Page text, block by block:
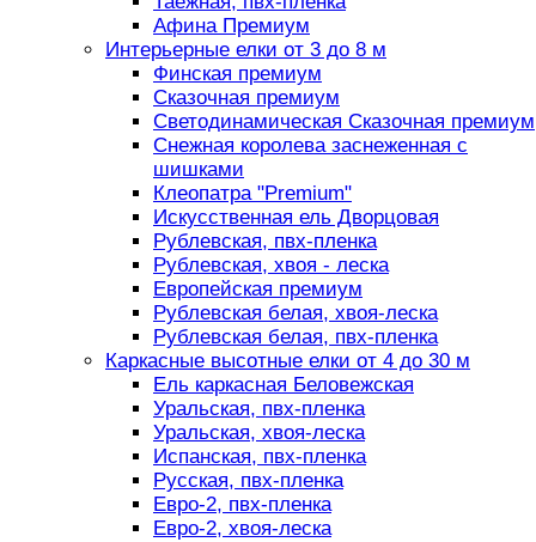
Афина Премиум
Интерьерные елки от 3 до 8 м
Финская премиум
Сказочная премиум
Светодинамическая Сказочная премиум
Снежная королева заснеженная с
шишками
Клеопатра "Premium"
Искусственная ель Дворцовая
Рублевская, пвх-пленка
Рублевская, хвоя - леска
Европейская премиум
Рублевская белая, хвоя-леска
Рублевская белая, пвх-пленка
Каркасные высотные елки от 4 до 30 м
Ель каркасная Беловежская
Уральская, пвх-пленка
Уральская, хвоя-леска
Испанская, пвх-пленка
Русская, пвх-пленка
Евро-2, пвх-пленка
Евро-2, хвоя-леска